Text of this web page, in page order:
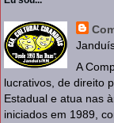
A
lucrativos, de direito
Estadual e atua nas
iniciados em 1989,